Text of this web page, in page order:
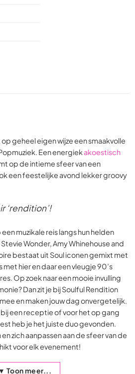
geheel eigen wijze een smaakvolle
Een energiek akoestisch
op de intieme sfeer van een
een feestelijke avond lekker groovy
‘rendition’!
muzikale reis langs hun helden
Stevie Wonder, Amy Whinehouse and
bestaat uit Soul iconen gemixt met
hier en daar een vleugje 90’s
Op zoek naar een mooie invulling
Dan zit je bij Soulful Rendition
en maken jouw dag onvergetelijk.
een receptie of voor het op gang
heb je het juiste duo gevonden.
zich aanpassen aan de sfeer van de
voor elk evenement!
▼ Toon meer...